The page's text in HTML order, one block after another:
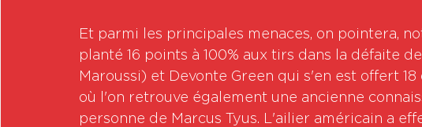
Et parmi les principales menaces, on pointera,
planté 16 points à 100% aux tirs dans la défaite
Maroussi) et Devonte Green qui s'en est offert
où l'on retrouve également une ancienne
personne de Marcus Tyus. L'ailier américain a